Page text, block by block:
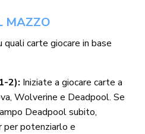
MAZZO
quali carte giocare in base
2): Iniziate a giocare carte a
Wolverine e Deadpool. Se
Deadpool subito,
potenziarlo e